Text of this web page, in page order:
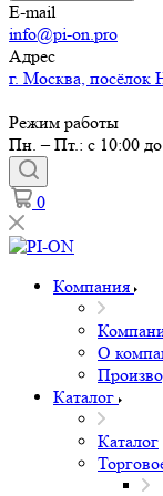
E-mail
info@pi-on.pro
Адрес
г. Москва, посёлок
Режим работы
Пн. – Пт.: с 10:00
0
Компания
О
Каталог
Каталог